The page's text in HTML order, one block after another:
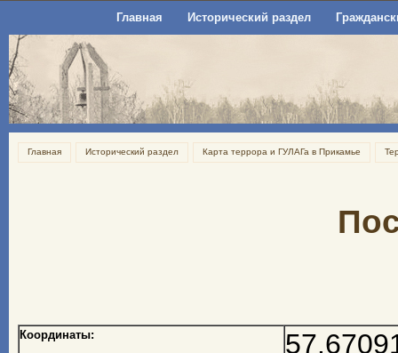
Главная Исторический раздел
Главная Исторический раздел Карта террора и ГУЛАГа в Прикамье
Координаты: